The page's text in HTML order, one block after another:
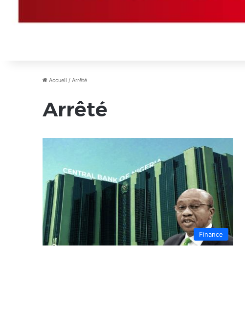
Accueil / Arrêté
Arrêté
Finance